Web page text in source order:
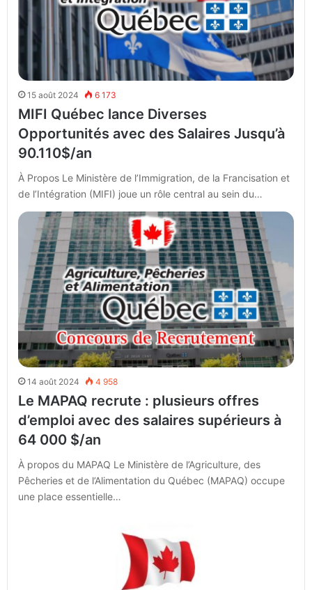
15 août 2024 6 173
MIFI Québec lance Diverses
Opportunités avec des Salaires Jusqu’à
90.110$/an
À Propos Le Ministère de l’Immigration, de la Francisation et
de l’Intégration (MIFI) joue un rôle central au sein du…
14 août 2024 4 958
Le MAPAQ recrute : plusieurs offres
d’emploi avec des salaires supérieurs à
64 000 $/an
À propos du MAPAQ Le Ministère de l’Agriculture, des
Pêcheries et de l’Alimentation du Québec (MAPAQ) occupe
une place essentielle…